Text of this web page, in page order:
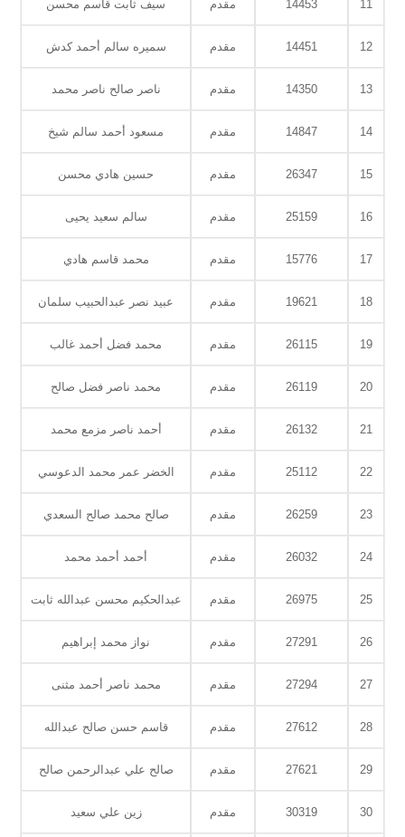
11
14453 مقدم سيف ثابت قاسم محسن
12
14451 مقدم سميره سالم أحمد كدش
13
14350 مقدم ناصر صالح ناصر محمد
14
14847 مقدم مسعود أحمد سالم شيخ
15
26347 مقدم حسين هادي محسن
16
25159 مقدم سالم سعيد يحيى
17
15776 مقدم محمد قاسم هادي
18
19621 مقدم عبيد نصر عبدالحبيب سلمان
19
26115 مقدم محمد فضل أحمد غالب
20
26119 مقدم محمد ناصر فضل صالح
21
26132 مقدم أحمد ناصر مزمع محمد
22
25112 مقدم الخضر عمر محمد الدعوسي
23
26259 مقدم صالح محمد صالح السعدي
24
26032 مقدم أحمد أحمد محمد
25
26975 مقدم عبدالحكيم محسن عبدالله ثابت
26
27291 مقدم نواز محمد إبراهيم
27
27294 مقدم محمد ناصر أحمد مثنى
28
27612 مقدم قاسم حسن صالح عبدالله
29
27621 مقدم صالح علي عبدالرحمن صالح
30
30319 مقدم زين علي سعيد